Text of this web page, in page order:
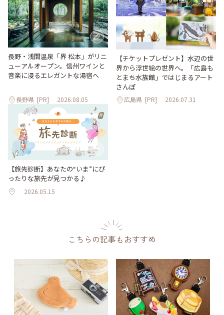
長野・浅間温泉「界 松本」がリニ
ューアルオープン。信州ワインと
音楽に浸るエレガントな湯宿へ
長野県 [PR] 2026.08.05
【チケットプレゼント】水辺の世
界から浮世絵の世界へ。「広島も
とまち水族館」ではじまるアート
さんぽ
広島県 [PR] 2026.07.31
【旅先診断】あなたの“いま”にぴ
ったりな旅先が見つかる♪
2026.05.15
こちらの記事もおすすめ